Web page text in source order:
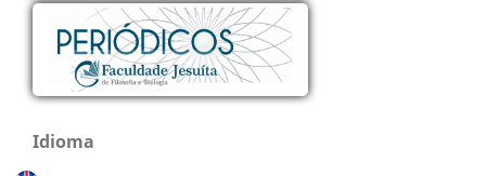
Idioma